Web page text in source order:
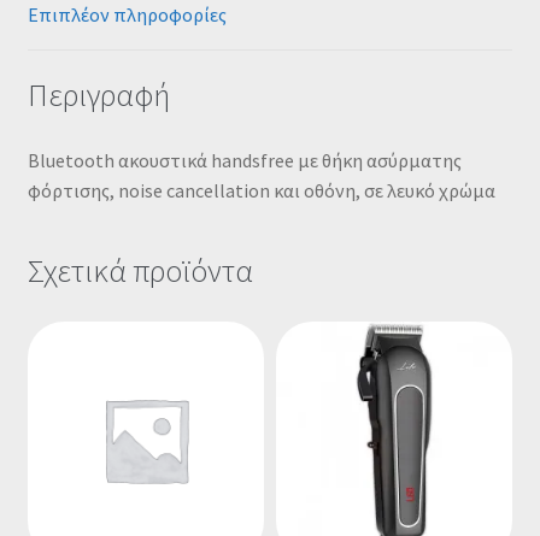
Επιπλέον πληροφορίες
Περιγραφή
Bluetooth ακουστικά handsfree με θήκη ασύρματης
φόρτισης, noise cancellation και οθόνη, σε λευκό χρώμα
Σχετικά προϊόντα